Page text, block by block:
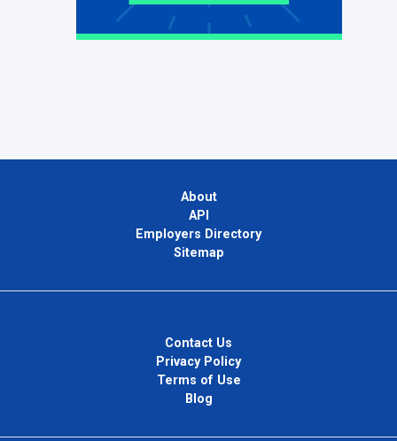
About
API
Employers Directory
Sitemap
Contact Us
Privacy Policy
Terms of Use
Blog